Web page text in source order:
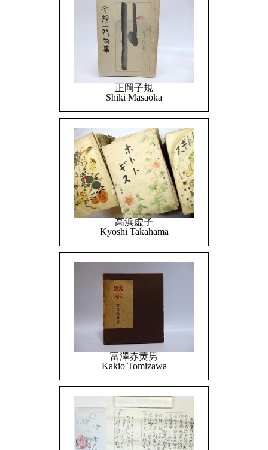
正岡子規
Shiki Masaoka
高浜虚子
Kyoshi Takahama
富澤赤黄男
Kakio Tomizawa